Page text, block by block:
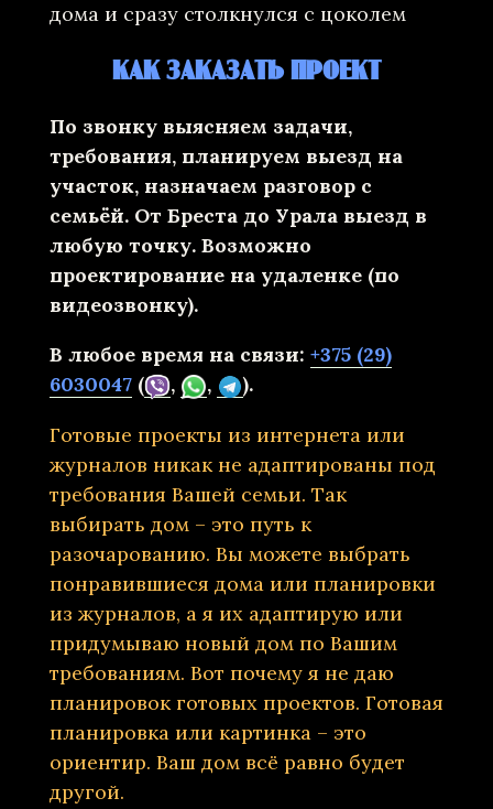
дома и сразу столкнулся с цоколем
КАК ЗАКАЗАТЬ ПРОЕКТ
По звонку выясняем задачи,
требования, планируем выезд на
участок, назначаем разговор с
семьёй. От Бреста до Урала выезд в
любую точку. Возможно
проектирование на удаленке (по
видеозвонку).
В любое время на связи: +375 (29)
6030047( , ,
).
Готовые проекты из интернета или
журналов никак не адаптированы под
требования Вашей семьи. Так
выбирать дом – это путь к
разочарованию. Вы можете выбрать
понравившиеся дома или планировки
из журналов, а я их адаптирую или
придумываю новый дом по Вашим
требованиям. Вот почему я не даю
планировок готовых проектов. Готовая
планировка или картинка – это
ориентир. Ваш дом всё равно будет
другой.